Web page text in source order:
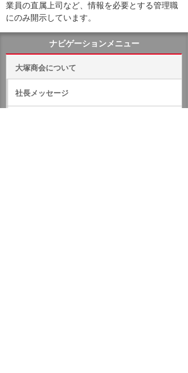
業員の直属上司など、情報を必要とする管理職
にのみ開示しています。
ナビゲーションメニュー
大塚商会について
社長メッセージ